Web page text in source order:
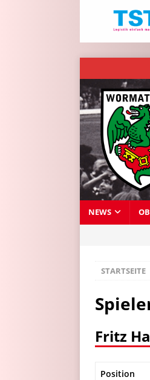
NEWS
STARTSEITE
Fritz
Position